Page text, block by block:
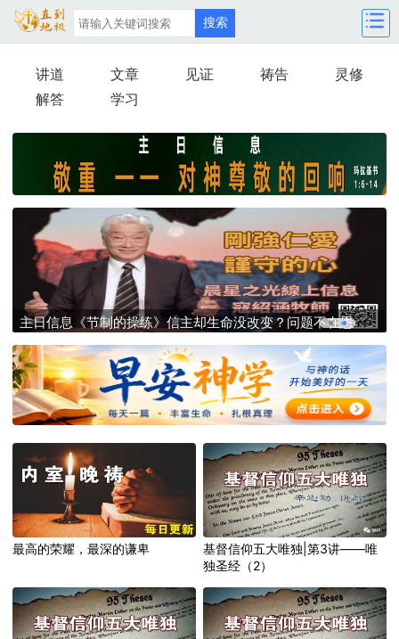
讲道 文章 见证 祷告
灵修
解答
学习
主日信息：《真心誠意的敬虔》别把真神当偶像拜！你是在
跟上帝打经济算盘，还是在活出真敬虔？
赐
最高的荣耀，最深的谦卑
基督信仰五大唯独|第3讲——唯
独圣经（2）